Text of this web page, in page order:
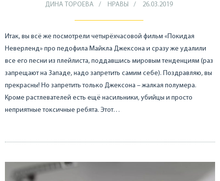
ДИНА ТОРОЕВА НРАВЫ 26.03.2019
Итак, вы всё же посмотрели четырёхчасовой фильм «Покидая
Неверленд» про педофила Майкла Джексона и сразу же удалили
все его песни из плейлиста, поддавшись мировым тенденциям (раз
запрещают на Западе, надо запретить самим себе). Поздравляю, вы
прекрасны! Но запретить только Джексона – жалкая полумера.
Кроме растлевателей есть ещё насильники, убийцы и просто
неприятные токсичные ребята. Этот…